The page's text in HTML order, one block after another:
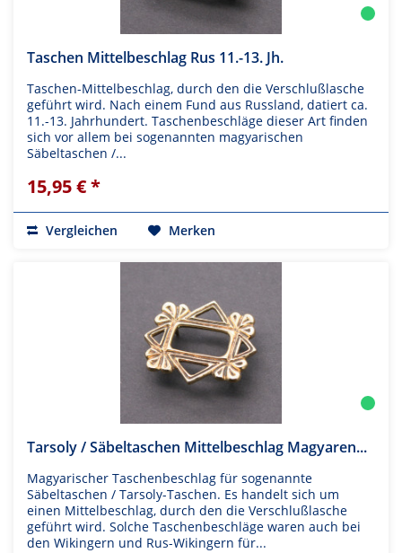
Taschen Mittelbeschlag Rus 11.-13. Jh.
Taschen-Mittelbeschlag, durch den die Verschlußlasche
geführt wird. Nach einem Fund aus Russland, datiert ca.
11.-13. Jahrhundert. Taschenbeschläge dieser Art finden
sich vor allem bei sogenannten magyarischen
Säbeltaschen /...
15,95 € *
Vergleichen Merken
Tarsoly / Säbeltaschen Mittelbeschlag Magyaren...
Magyarischer Taschenbeschlag für sogenannte
Säbeltaschen / Tarsoly-Taschen. Es handelt sich um
einen Mittelbeschlag, durch den die Verschlußlasche
geführt wird. Solche Taschenbeschläge waren auch bei
den Wikingern und Rus-Wikingern für...